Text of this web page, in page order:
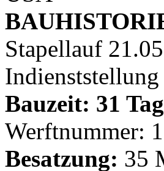
Stapellauf
Bauzeit: 31
Werftnummer:
Besatzung: 35